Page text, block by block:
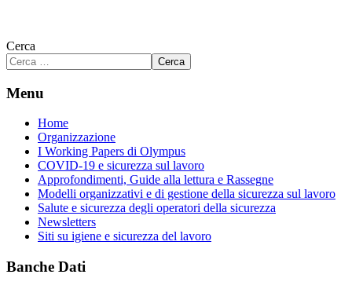
Cerca
Cerca
Menu
Home
Organizzazione
I Working Papers di Olympus
COVID-19 e sicurezza sul lavoro
Approfondimenti, Guide alla lettura e Rassegne
Modelli organizzativi e di gestione della sicurezza sul lavoro
Salute e sicurezza degli operatori della sicurezza
Newsletters
Siti su igiene e sicurezza del lavoro
Banche Dati